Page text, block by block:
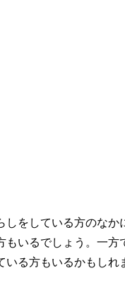
しをしている方のなか
もいるでしょう。一方
いる方もいるかもしれ